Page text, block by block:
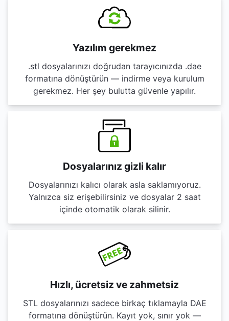
Yazılım gerekmez
.stl dosyalarınızı doğrudan tarayıcınızda .dae
formatına dönüştürün — indirme veya kurulum
gerekmez. Her şey bulutta güvenle yapılır.
Dosyalarınız gizli kalır
Dosyalarınızı kalıcı olarak asla saklamıyoruz.
Yalnızca siz erişebilirsiniz ve dosyalar 2 saat
içinde otomatik olarak silinir.
Hızlı, ücretsiz ve zahmetsiz
STL dosyalarınızı sadece birkaç tıklamayla DAE
formatına dönüştürün. Kayıt yok, sınır yok —